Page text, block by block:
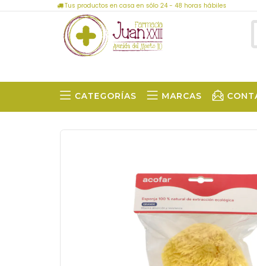
Tus productos en casa en sólo 24 - 48 horas hábiles
CATEGORÍAS MARCAS